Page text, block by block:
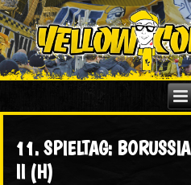
11. SPIELTAG:
II (H)